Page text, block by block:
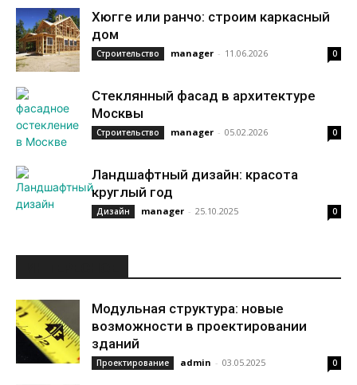
Хюгге или ранчо: строим каркасный
дом
Строительство manager - 11.06.2026 0
Стеклянный фасад в архитектуре
Москвы
Строительство manager - 05.02.2026 0
Ландшафтный дизайн: красота
круглый год
Дизайн manager - 25.10.2025 0
Модульная структура: новые
возможности в проектировании
зданий
Проектирование admin - 03.05.2025 0